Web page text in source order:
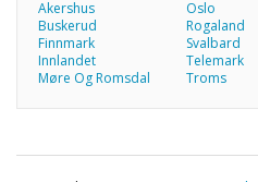
Akershus
Buskerud
Finnmark
Innlandet
Møre Og Romsdal
Oslo
Rogaland
Svalbard
Telemark
Troms